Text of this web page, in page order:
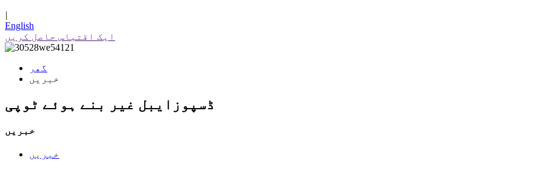
|
English
ایک اقتباس حاصل کریں
گھر
خبریں
ڈسپوزایبل غیر بنے ہوئے ٹوپی
خبریں
خبریں